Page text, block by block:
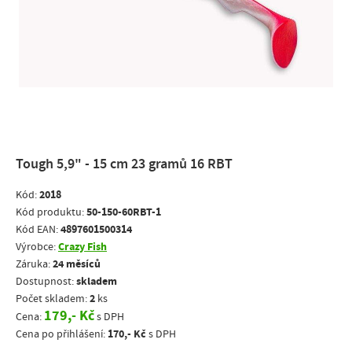
​Tough 5,9" - 15 cm 23 gramů 16 RBT
Kód:2018
Kód produktu:50-150-60RBT-1
Kód EAN:4897601500314
Výrobce:Crazy Fish
Záruka:24 měsíců
Dostupnost:skladem
Počet skladem:2 ks
Cena: 179,- Kčs DPH
Cena po přihlášení: 170,- Kč s DPH